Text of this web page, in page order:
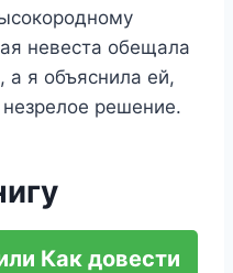
невеста обещала
а я объяснила ей,
решение.
Как довести